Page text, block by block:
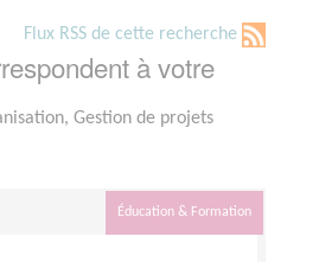
Flux RSS de cette recherche
à votre
Gestion de projets
Éducation & Formation